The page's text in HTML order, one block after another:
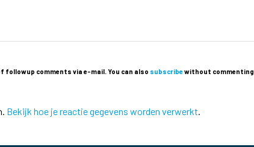
followup comments via e-mail. You can also subscribewithout commenting.
Bekijk hoe je reactie gegevens worden verwerkt